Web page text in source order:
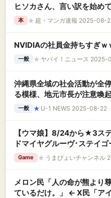
ヒソカさん、言い訳を始
本 ★ 超・マンガ速報 2025-08-
NVIDIAの社員金持ちすぎｗ
一般 ★ ヤバイ！ニュース 2025-
沖縄県全域の社会活動が全
る模様、地元市長が注意喚
一般 ★ U-1 NEWS 2025-08-22
【ウマ娘】8/24から★3ス
ドマイヤグルーヴ･ステイゴ
Game ★ うまぴょいチャンネル
メロン民「人の命が熊より
ているだけ。」 ← X民「ア